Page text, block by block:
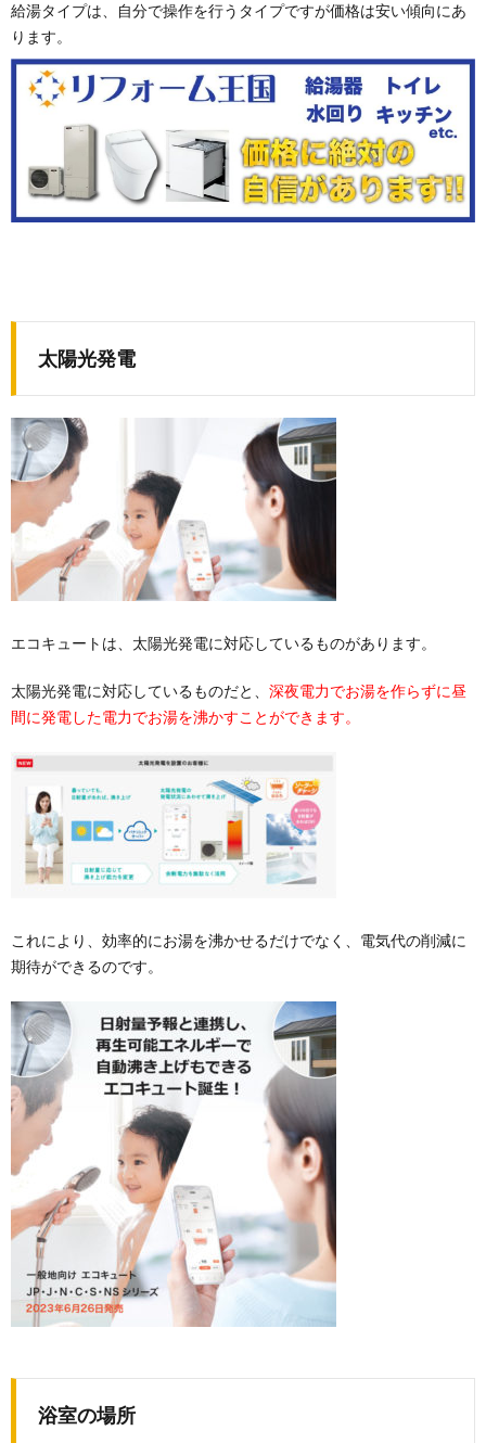
給湯タイプは、自分で操作を行うタイプですが価格は安い傾向にあ
ります。
太陽光発電
エコキュートは、太陽光発電に対応しているものがあります。
太陽光発電に対応しているものだと、 深夜電力でお湯を作らずに昼
間に発電した電力でお湯を沸かすことができます。
これにより、効率的にお湯を沸かせるだけでなく、電気代の削減に
期待ができるのです。
浴室の場所